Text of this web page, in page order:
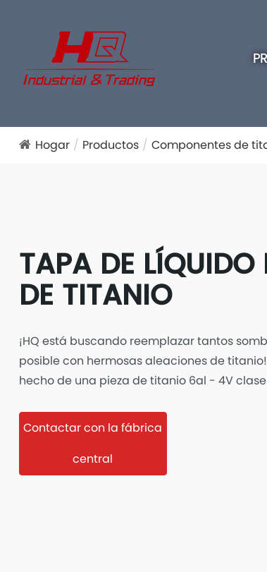
Hogar Productos Componentes de
TAPA DE LÍQUIDO
DE TITANIO
¡HQ está buscando reemplazar tantos
posible con hermosas aleaciones de
hecho de una pieza de titanio 6al - 4V
Contactar con la fábrica
central